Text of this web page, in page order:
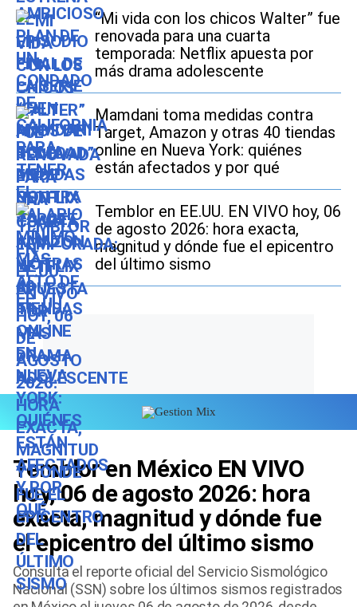
“Mi vida con los chicos Walter” fue
renovada para una cuarta
temporada: Netflix apuesta por
más drama adolescente
Mamdani toma medidas contra
Target, Amazon y otras 40 tiendas
online en Nueva York: quiénes
están afectados y por qué
Temblor en EE.UU. EN VIVO hoy, 06
de agosto 2026: hora exacta,
magnitud y dónde fue el epicentro
del último sismo